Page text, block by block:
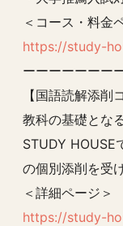
＜コース・料金
https://study-
ーーーーーーー
【国語読解添削
教科の基礎とな
STUDY HOUSE
の個別添削を受
＜詳細ページ＞
https://study-